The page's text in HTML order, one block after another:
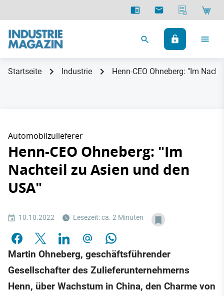
Startseite Industrie Henn-CEO Ohneberg: "Im
Automobilzulieferer
Henn-CEO Ohneberg: "Im
Nachteil zu Asien und den
USA"
10.10.2022 Lesezeit: ca. 2 Minuten
Martin Ohneberg, geschäftsführender
Gesellschafter des Zulieferunternehmerns
Henn, über Wachstum in China, den Charme von